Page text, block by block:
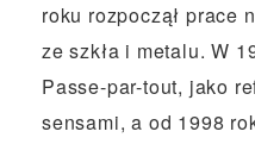
roku rozpoczął prace
ze szkła i metalu. W
Passe-par-tout, jako
sensami, a od 1998